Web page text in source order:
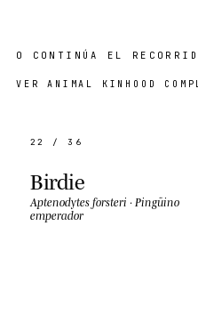
O CONTINÚA EL
VER ANIMAL KINHOOD
22 / 36
Birdie
Aptenodytes forsteri · Pingüino
emperador